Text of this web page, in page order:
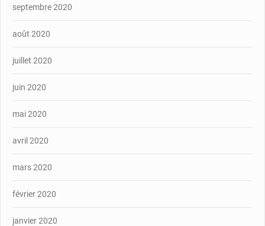
septembre 2020
août 2020
juillet 2020
juin 2020
mai 2020
avril 2020
mars 2020
février 2020
janvier 2020